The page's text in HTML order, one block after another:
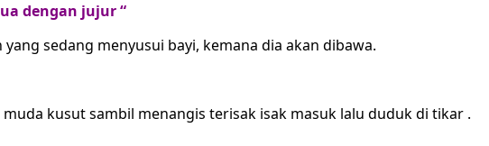
dengan jujur “
sedang menyusui bayi, kemana dia akan dibawa.
kusut sambil menangis terisak isak masuk lalu duduk di tikar .